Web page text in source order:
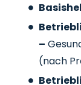
–
(nach